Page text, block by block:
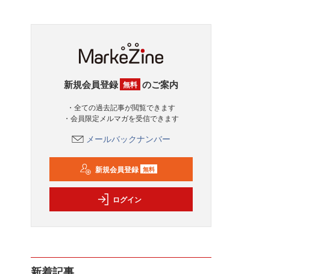
新規会員登録 無料 のご案内
・全ての過去記事が閲覧できます
・会員限定メルマガを受信できます
メールバックナンバー
新規会員登録 無料
ログイン